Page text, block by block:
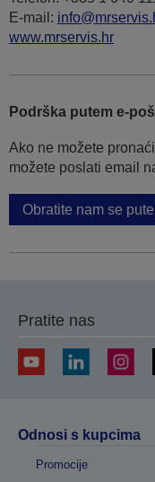
Е-mail:
www.mrservis.hr
Podrška putem e-
Ako ne možete
možete poslati email
Obratite nam se
Pratite nas
Odnosi s kupcima
Promocije